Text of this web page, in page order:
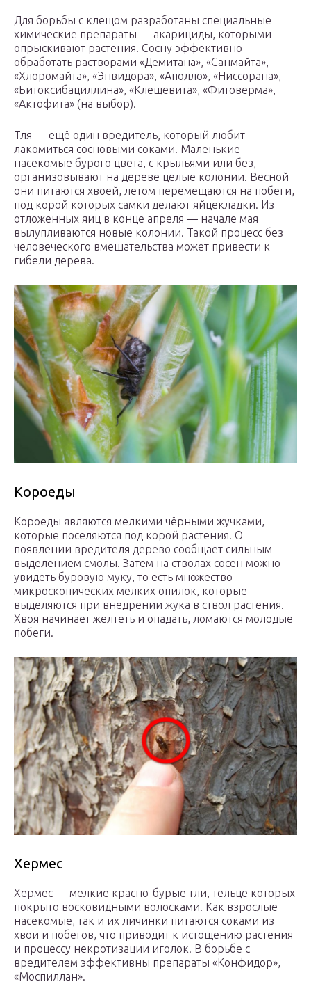
Для борьбы с клещом разработаны специальные
химические препараты — акарициды, которыми
опрыскивают растения. Сосну эффективно
обработать растворами «Демитана», «Санмайта»,
«Хлоромайта», «Энвидора», «Аполло», «Ниссорана»,
«Битоксибациллина», «Клещевита», «Фитоверма»,
«Актофита» (на выбор).
Тля — ещё один вредитель, который любит
лакомиться сосновыми соками. Маленькие
насекомые бурого цвета, с крыльями или без,
организовывают на дереве целые колонии. Весной
они питаются хвоей, летом перемещаются на побеги,
под корой которых самки делают яйцекладки. Из
отложенных яиц в конце апреля — начале мая
вылупливаются новые колонии. Такой процесс без
человеческого вмешательства может привести к
гибели дерева.
Короеды
Короеды являются мелкими чёрными жучками,
которые поселяются под корой растения. О
появлении вредителя дерево сообщает сильным
выделением смолы. Затем на стволах сосен можно
увидеть буровую муку, то есть множество
микроскопических мелких опилок, которые
выделяются при внедрении жука в ствол растения.
Хвоя начинает желтеть и опадать, ломаются молодые
побеги.
Хермес
Хермес — мелкие красно-бурые тли, тельце которых
покрыто восковидными волосками. Как взрослые
насекомые, так и их личинки питаются соками из
хвои и побегов, что приводит к истощению растения
и процессу некротизации иголок. В борьбе с
вредителем эффективны препараты «Конфидор»,
«Моспиллан».